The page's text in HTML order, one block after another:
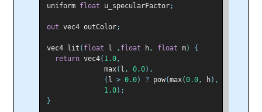
uniform float u_specularFactor;
out vec4 outColor;
vec4 lit ( float l , float h, float m)
{
return vec4( 1.0,
              max
( l , 0.0),
( l > 0.0) ? pow(max(0.0, h),
1.0);
}